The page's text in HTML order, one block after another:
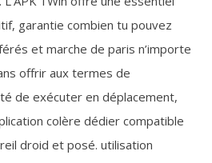
garantie combien tu pouvez
et marche de paris n’importe
offrir aux termes de
de exécuter en déplacement,
colère dédier compatible
droid et posé. utilisation